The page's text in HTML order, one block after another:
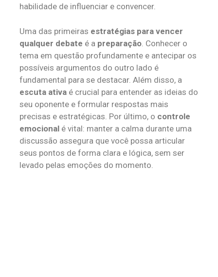
habilidade de influenciar e convencer.
Uma das primeiras estratégias para vencer
qualquer debate é a preparação . Conhecer o
tema em questão profundamente e antecipar os
possíveis argumentos do outro lado é
fundamental para se destacar. Além disso, a
escuta ativa é crucial para entender as ideias do
seu oponente e formular respostas mais
precisas e estratégicas. Por último, o controle
emocional é vital: manter a calma durante uma
discussão assegura que você possa articular
seus pontos de forma clara e lógica, sem ser
levado pelas emoções do momento.